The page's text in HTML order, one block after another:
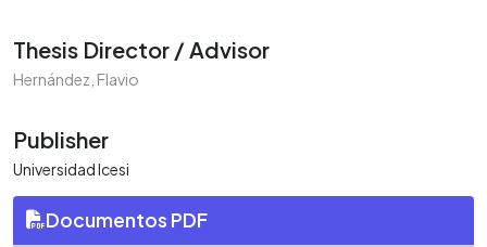
Thesis Director / Advisor
Hernández, Flavio
Publisher
Universidad Icesi
Documentos PDF